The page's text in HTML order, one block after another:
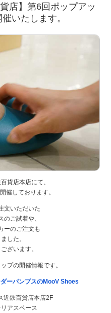
店】第6回ポップアッ
いたします。
貨店本店にて、
催しております。
文いただいた
のご試着や、
ーのご注文も
した。
ざいます。
プの開催情報です。
ーパンプスのMooV Shoes
近鉄百貨店本店2F
アスペース